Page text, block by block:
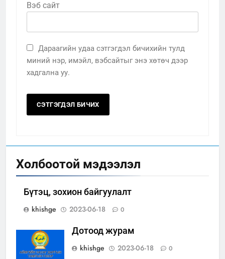
Вэб сайт
Дараагийн удаа сэтгэгдэл бичихийн тулд
миний нэр, имэйл, вэбсайтыг энэ хөтөч дээр
хадгална уу.
Холбоотой мэдээлэл
Бүтэц, зохион байгуулалт
khishge
2023-06-18 0
Дотоод журам
khishge
2023-06-18 0